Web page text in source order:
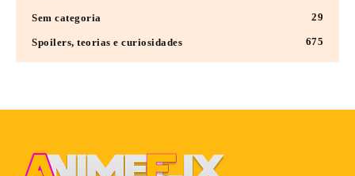
Sem categoria 29
Spoilers, teorias e curiosidades 675